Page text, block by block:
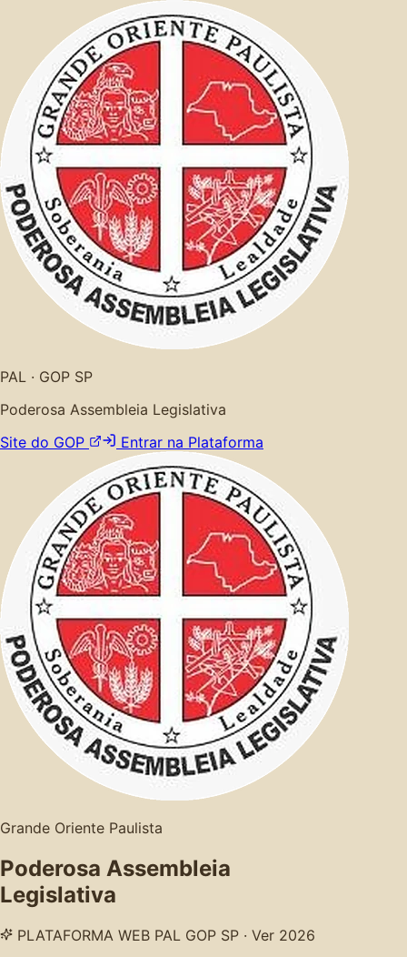
PAL · GOP SP
Poderosa Assembleia Legislativa
Site do GOP
Entrar na Plataforma
Grande Oriente Paulista
Poderosa Assembleia
Legislativa
PLATAFORMA WEB PAL GOP SP · Ver 2026